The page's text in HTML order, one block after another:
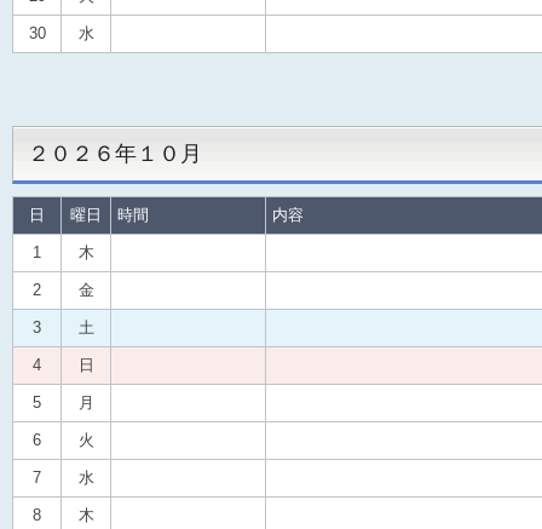
30 水
２０２６年１０月
日 曜日 時間 内容
1 木
2 金
3 土
4 日
5 月
6 火
7 水
8 木